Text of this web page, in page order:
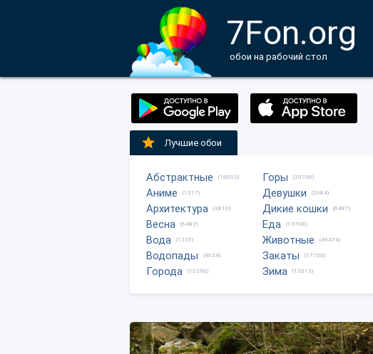
7Fon.org
обои на рабочий стол
Лучшие обои
Абстрактные (18053)
Аниме (1217)
Архитектура (2816)
Весна (6482)
Вода (1335)
Водопады (4624)
Города (15296)
Горы (20706)
Девушки (2684)
Дикие кошки (6487)
Еда (13708)
Животные (49474)
Закаты (17750)
Зима (13513)